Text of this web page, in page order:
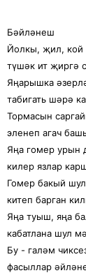
Бәйләнеш
Йолкы, җил, кой
түшәк ит җиргә
Яңарышка
табигать шәрә
Тормасын
эленеп агач
Яңа гомер урын
килер язлар
Гомер бакый
китеп барган
Яңа туыш, яңа
кабатлана шул
Бу - галәм
фасыллар